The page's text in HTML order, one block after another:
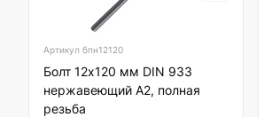
Артикул бпн12120
Болт 12х120 мм DIN 933
нержавеющий А2, полная
резьба